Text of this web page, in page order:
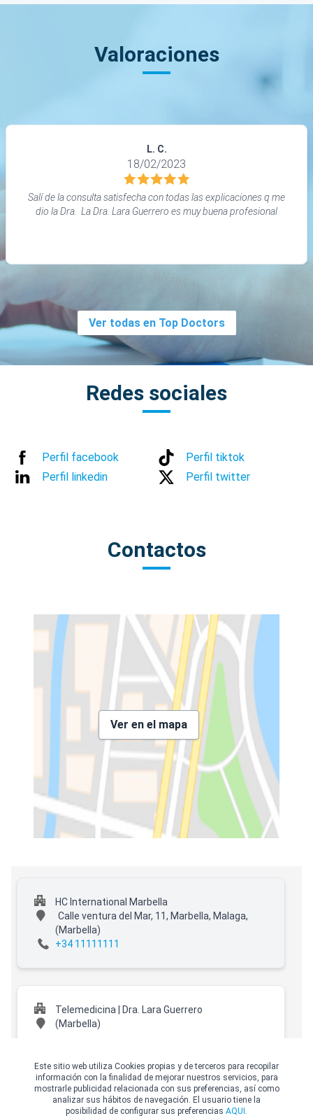
Valoraciones
L. C.
18/02/2023
Salí de la consulta satisfecha con todas las explicaciones q me
dio la Dra. La Dra. Lara Guerrero es muy buena profesional
Ver todas en Top Doctors
Redes sociales
Perfil facebook
Perfil tiktok
Perfil linkedin
Perfil twitter
Contactos
Ver en el mapa
HC International Marbella
Calle ventura del Mar, 11, Marbella, Malaga,
(Marbella)
+34 11111111
Telemedicina | Dra. Lara Guerrero
(Marbella)
Clínica Vascular - Policlínica San Juan
Av. del Mediterráneo, 10,(Alhaurín de la Torre)
Este sitio web utiliza Cookies propias y de terceros para recopilar
información con la finalidad de mejorar nuestros servicios, para
mostrarle publicidad relacionada con sus preferencias, así como
analizar sus hábitos de navegación. El usuario tiene la
posibilidad de configurar sus preferencias AQUI.